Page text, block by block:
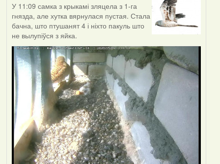
У 11:09 самка з крыкамі зляцела з 1-га
гнязда, але хутка вярнулася пустая. Стала
бачна, што птушанят 4 і ніхто пакуль што
не вылупіўся з яйка.